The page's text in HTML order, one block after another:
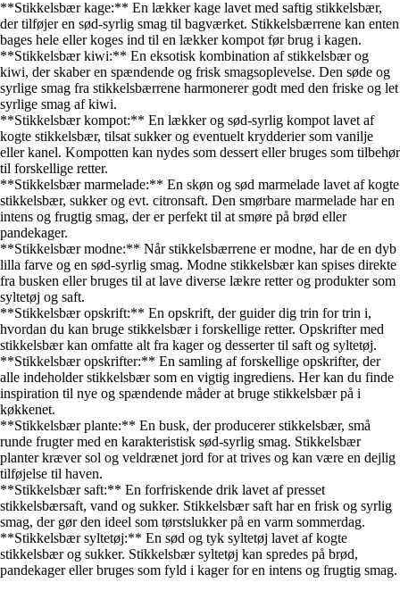
**Stikkelsbær kage:** En lækker kage lavet med saftig stikkelsbær,
der tilføjer en sød-syrlig smag til bagværket. Stikkelsbærrene kan enten
bages hele eller koges ind til en lækker kompot før brug i kagen.
**Stikkelsbær kiwi:** En eksotisk kombination af stikkelsbær og
kiwi, der skaber en spændende og frisk smagsoplevelse. Den søde og
syrlige smag fra stikkelsbærrene harmonerer godt med den friske og let
syrlige smag af kiwi.
**Stikkelsbær kompot:** En lækker og sød-syrlig kompot lavet af
kogte stikkelsbær, tilsat sukker og eventuelt krydderier som vanilje
eller kanel. Kompotten kan nydes som dessert eller bruges som tilbehør
til forskellige retter.
**Stikkelsbær marmelade:** En skøn og sød marmelade lavet af kogte
stikkelsbær, sukker og evt. citronsaft. Den smørbare marmelade har en
intens og frugtig smag, der er perfekt til at smøre på brød eller
pandekager.
**Stikkelsbær modne:** Når stikkelsbærrene er modne, har de en dyb
lilla farve og en sød-syrlig smag. Modne stikkelsbær kan spises direkte
fra busken eller bruges til at lave diverse lækre retter og produkter som
syltetøj og saft.
**Stikkelsbær opskrift:** En opskrift, der guider dig trin for trin i,
hvordan du kan bruge stikkelsbær i forskellige retter. Opskrifter med
stikkelsbær kan omfatte alt fra kager og desserter til saft og syltetøj.
**Stikkelsbær opskrifter:** En samling af forskellige opskrifter, der
alle indeholder stikkelsbær som en vigtig ingrediens. Her kan du finde
inspiration til nye og spændende måder at bruge stikkelsbær på i
køkkenet.
**Stikkelsbær plante:** En busk, der producerer stikkelsbær, små
runde frugter med en karakteristisk sød-syrlig smag. Stikkelsbær
planter kræver sol og veldrænet jord for at trives og kan være en dejlig
tilføjelse til haven.
**Stikkelsbær saft:** En forfriskende drik lavet af presset
stikkelsbærsaft, vand og sukker. Stikkelsbær saft har en frisk og syrlig
smag, der gør den ideel som tørstslukker på en varm sommerdag.
**Stikkelsbær syltetøj:** En sød og tyk syltetøj lavet af kogte
stikkelsbær og sukker. Stikkelsbær syltetøj kan spredes på brød,
pandekager eller bruges som fyld i kager for en intens og frugtig smag.